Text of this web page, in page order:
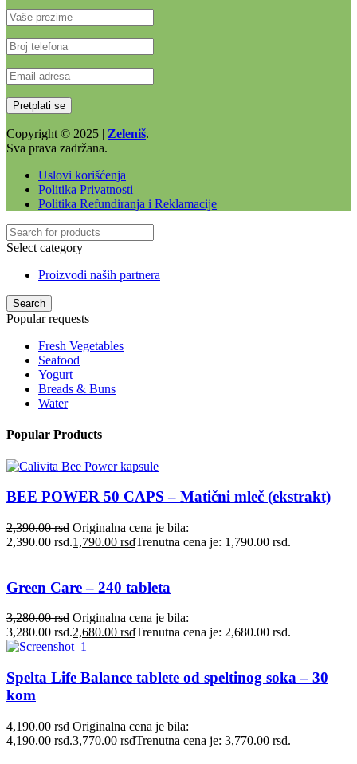
Copyright © 2025 | Zeleniš.
Sva prava zadržana.
Uslovi korišćenja
Politika Privatnosti
Politika Refundiranja i Reklamacije
Select category
Proizvodi naših partnera
Search
Popular requests
Fresh Vegetables
Seafood
Yogurt
Breads & Buns
Water
Popular Products
BEE POWER 50 CAPS – Matični mleč (ekstrakt)
2,390.00rsd Originalna cena je bila:
2,390.00 rsd.1,790.00 rsdTrenutna cena je: 1,790.00 rsd.
Green Care – 240 tableta
3,280.00rsd Originalna cena je bila:
3,280.00 rsd.2,680.00 rsdTrenutna cena je: 2,680.00 rsd.
Spelta Life Balance tablete od speltinog soka – 30
kom
4,190.00rsd Originalna cena je bila:
4,190.00 rsd.3,770.00 rsdTrenutna cena je: 3,770.00 rsd.